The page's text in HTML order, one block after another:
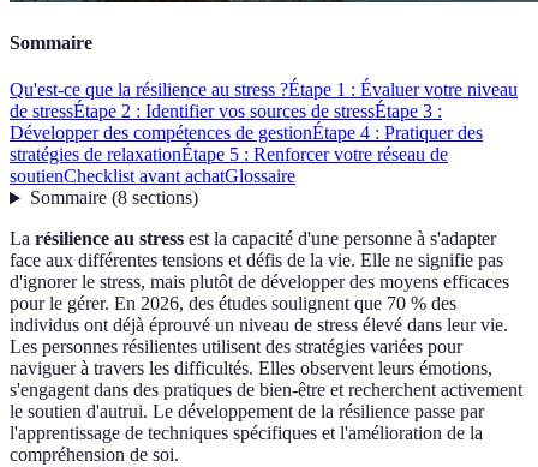
Sommaire
Qu'est-ce que la résilience au stress ?Étape 1 : Évaluer votre niveau
de stressÉtape 2 : Identifier vos sources de stressÉtape 3 :
Développer des compétences de gestionÉtape 4 : Pratiquer des
stratégies de relaxationÉtape 5 : Renforcer votre réseau de
soutienChecklist avant achatGlossaire
Sommaire(8 sections)
La résilience au stress est la capacité d'une personne à s'adapter
face aux différentes tensions et défis de la vie. Elle ne signifie pas
d'ignorer le stress, mais plutôt de développer des moyens efficaces
pour le gérer. En 2026, des études soulignent que 70 % des
individus ont déjà éprouvé un niveau de stress élevé dans leur vie.
Les personnes résilientes utilisent des stratégies variées pour
naviguer à travers les difficultés. Elles observent leurs émotions,
s'engagent dans des pratiques de bien-être et recherchent activement
le soutien d'autrui. Le développement de la résilience passe par
l'apprentissage de techniques spécifiques et l'amélioration de la
compréhension de soi.